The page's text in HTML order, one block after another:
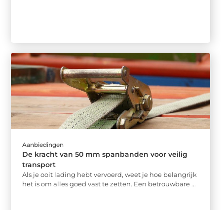
Aanbiedingen
De kracht van 50 mm spanbanden voor veilig
transport
Als je ooit lading hebt vervoerd, weet je hoe belangrijk
het is om alles goed vast te zetten. Een betrouwbare ...